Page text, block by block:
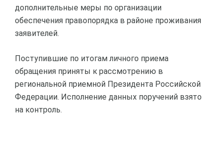
дополнительные меры по организации
обеспечения правопорядка в районе проживания
заявителей.
Поступившие по итогам личного приема
обращения приняты к рассмотрению в
региональной приемной Президента Российской
Федерации. Исполнение данных поручений взято
на контроль.